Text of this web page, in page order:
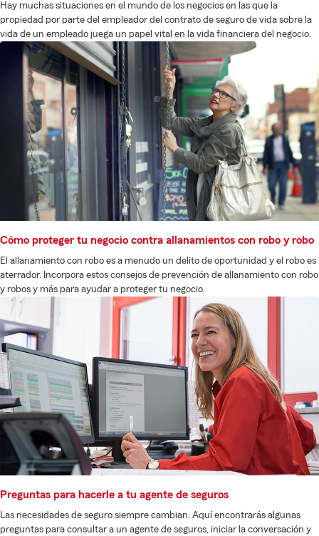
Hay muchas situaciones en el mundo de los negocios en las que la
propiedad por parte del empleador del contrato de seguro de vida sobre la
vida de un empleado juega un papel vital en la vida financiera del negocio.
Cómo proteger tu negocio contra allanamientos con robo y robo
El allanamiento con robo es a menudo un delito de oportunidad y el robo es
aterrador. Incorpora estos consejos de prevención de allanamiento con robo
y robos y más para ayudar a proteger tu negocio.
Preguntas para hacerle a tu agente de seguros
Las necesidades de seguro siempre cambian. Aquí encontrarás algunas
preguntas para consultar a un agente de seguros, iniciar la conversación y